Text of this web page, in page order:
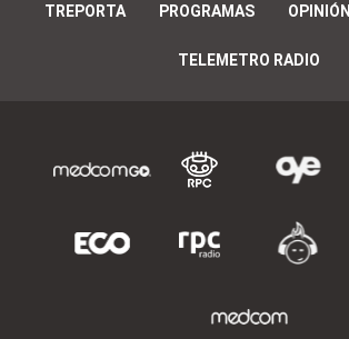
TREPORTA PROGRAMAS OPINIÓN
TELEMETRO RADIO